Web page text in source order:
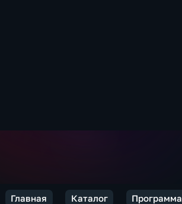
Главная Каталог Программа